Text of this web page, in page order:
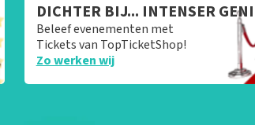
DICHTER BIJ... INTENSER
Beleef evenementen met
Tickets van TopTicketShop!
Zo werken wij